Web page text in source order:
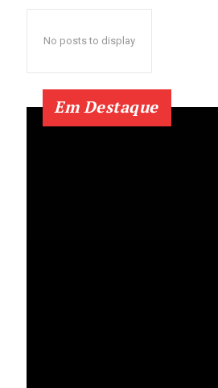
No posts to display
Em Destaque